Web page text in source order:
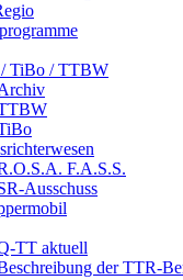
/ TiBo / TTBW
F.A.S.S.
Ausschuss
TT aktuell
der TTR-